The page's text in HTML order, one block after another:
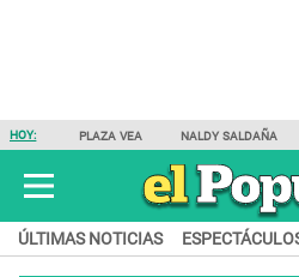
HOY: PLAZA VEA NALDY SALDAÑA
ÚLTIMAS NOTICIAS